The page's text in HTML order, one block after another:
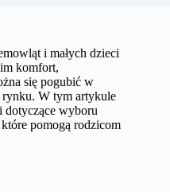
i małych dzieci
komfort,
się pogubić w
rynku. W tym artykule
dotyczące wyboru
pomogą rodzicom